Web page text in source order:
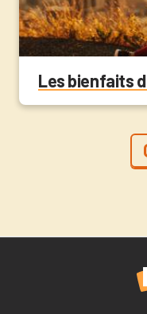
Les bienfaits